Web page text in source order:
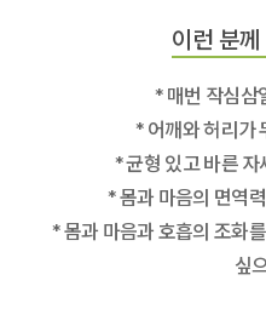
이런 분
* 매번 작심삼
* 어깨와 허리가
* 균형 있고 바른
* 몸과 마음의 면역
* 몸과 마음과 호흡의 조화
싶